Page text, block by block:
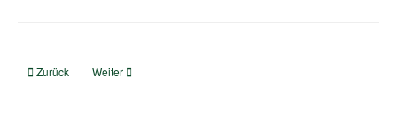
Vorheriger Beitrag: Goldenes Doppel - das gab es noch nie
Zurück Nächster Beitrag: Die Schützengesellschaft Hillerse hat das
Weiter